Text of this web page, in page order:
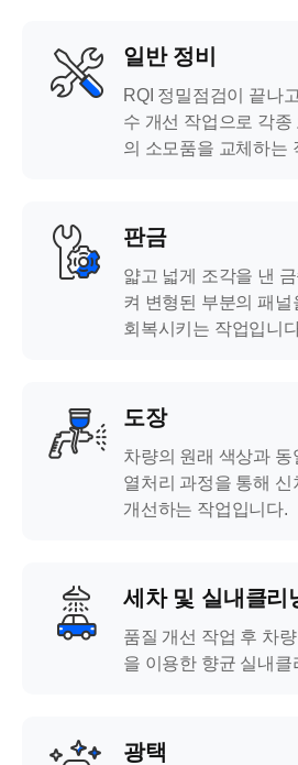
일반 정비
RQI 정밀점검이 끝나
수 개선 작업으로 각
의 소모품을 교체하는
판금
얇고 넓게 조각을 낸
켜 변형된 부분의 패
회복시키는 작업입니
도장
차량의 원래 색상과
열처리 과정을 통해
개선하는 작업입니다.
세차 및 실내클리
품질 개선 작업 후 차
을 이용한 향균 실내
광택